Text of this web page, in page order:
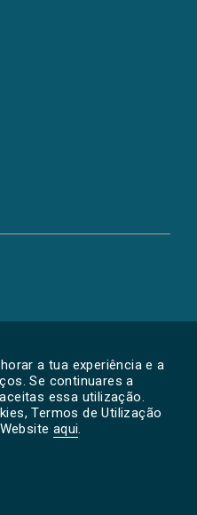
a tua experiência e a
Se continuares a
essa utilização.
Termos de Utilização
aqui.